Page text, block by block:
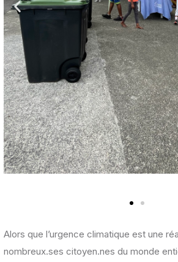
Alors que l’urgence climatique est une
nombreux.ses citoyen.nes du monde